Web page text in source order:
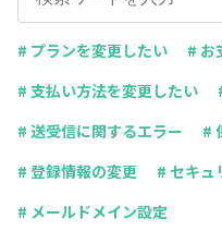
# プランを変更したい
# お
# 支払い方法を変更したい
# 送受信に関するエラー
#
# 登録情報の変更
# セキュ
# メールドメイン設定